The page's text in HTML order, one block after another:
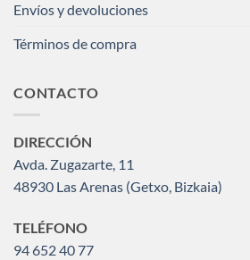
Envíos y devoluciones
Términos de compra
CONTACTO
DIRECCIÓN
Avda. Zugazarte, 11
48930 Las Arenas (Getxo, Bizkaia)
TELÉFONO
94 652 40 77